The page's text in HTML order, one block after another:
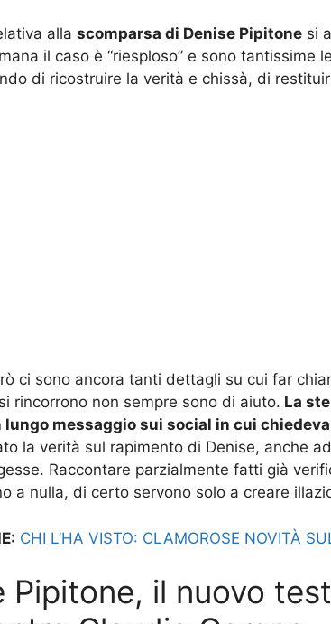
alla scomparsa di Denise Pipitone si
il caso è “riesploso” e sono tantissime
di ricostruire la verità e chissà, di
ci sono ancora tanti dettagli su cui far
rincorrono non sempre sono di aiuto. La
messaggio sui social in cui
la verità sul rapimento di Denise, anche
Raccontare parzialmente fatti già
a nulla, di certo servono solo a creare
CHI L’HA VISTO: CLAMOROSE NOVITÀ
Pipitone, il nuovo